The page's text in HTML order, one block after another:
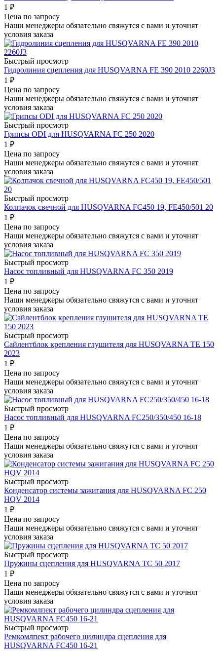
1 ₽
Цена по запросу
Наши менеджеры обязательно свяжутся с вами и уточнят
условия заказа
Быстрый просмотр
Гидролиния сцепления для HUSQVARNA FE 390 2010 2260J3
1 ₽
Цена по запросу
Наши менеджеры обязательно свяжутся с вами и уточнят
условия заказа
Быстрый просмотр
Грипсы ODI для HUSQVARNA FC 250 2020
1 ₽
Цена по запросу
Наши менеджеры обязательно свяжутся с вами и уточнят
условия заказа
Быстрый просмотр
Колпачок свечной для HUSQVARNA FC450 19, FE450/501 20
1 ₽
Цена по запросу
Наши менеджеры обязательно свяжутся с вами и уточнят
условия заказа
Быстрый просмотр
Насос топливный для HUSQVARNA FC 350 2019
1 ₽
Цена по запросу
Наши менеджеры обязательно свяжутся с вами и уточнят
условия заказа
Быстрый просмотр
Сайлентблок крепления глушителя для HUSQVARNA TE 150
2023
1 ₽
Цена по запросу
Наши менеджеры обязательно свяжутся с вами и уточнят
условия заказа
Быстрый просмотр
Насос топливный для HUSQVARNA FC250/350/450 16-18
1 ₽
Цена по запросу
Наши менеджеры обязательно свяжутся с вами и уточнят
условия заказа
Быстрый просмотр
Конденсатор системы зажигания для HUSQVARNA FC 250
HQV 2014
1 ₽
Цена по запросу
Наши менеджеры обязательно свяжутся с вами и уточнят
условия заказа
Быстрый просмотр
Пружины cцепления для HUSQVARNA TC 50 2017
1 ₽
Цена по запросу
Наши менеджеры обязательно свяжутся с вами и уточнят
условия заказа
Быстрый просмотр
Ремкомлпект рабочего цилиндра сцепления для
HUSQVARNA FC450 16-21